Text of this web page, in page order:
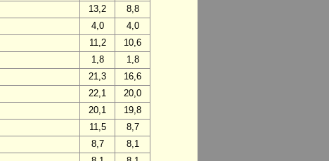
13,2
8,8
4,0
4,0
11,2
10,6
1,8
1,8
21,3
16,6
22,1
20,0
20,1
19,8
11,5
8,7
8,7
8,1